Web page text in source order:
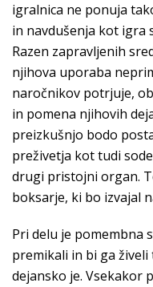
igralnica ne ponuja
in navdušenja kot igra
Razen zapravljenih
njihova uporaba
naročnikov potrjuje,
in pomena njihovih
preizkušnjo bodo
preživetja kot tudi
drugi pristojni organ.
boksarje, ki bo izvajal
Pri delu je pomembna
premikali in bi ga
dejansko je. Vsekakor